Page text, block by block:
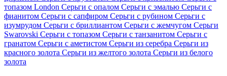
топазом London Серьги с опалом Серьги с эмалью Серьги с
фианитом Серьги с сапфиром Серьги с рубином Серьги с
изумрудом Серьги с бриллиантом Серьги с жемчугом Серьги
Swarovski Серьги с топазом Серьги с танзанитом Серьги с
гранатом Серьги с аметистом Серьги из серебра Серьги из
красного золота Серьги из желтого золота Серьги из белого
золота